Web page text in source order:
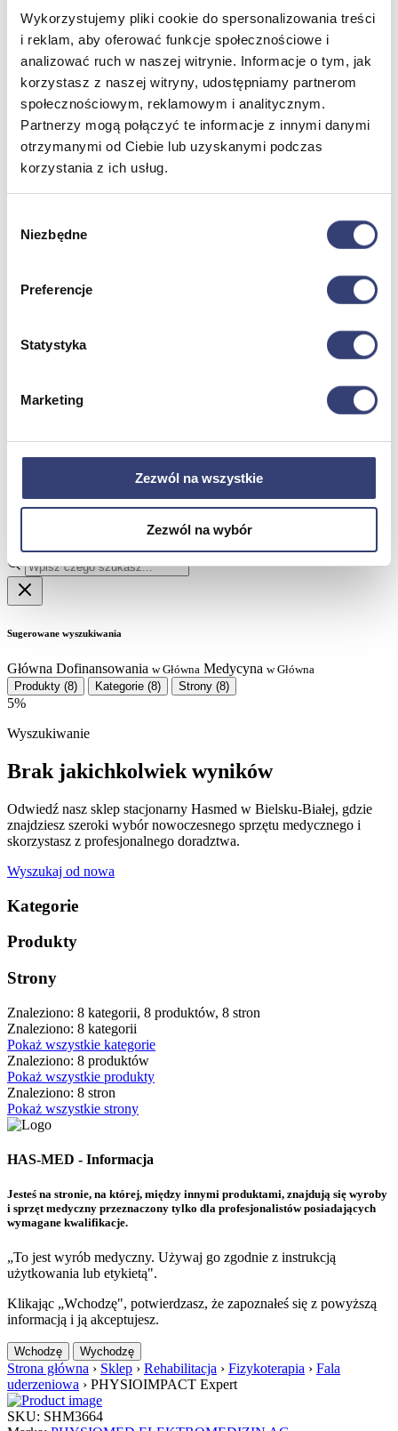
Wykorzystujemy pliki cookie do spersonalizowania treści
i reklam, aby oferować funkcje społecznościowe i
analizować ruch w naszej witrynie. Informacje o tym, jak
korzystasz z naszej witryny, udostępniamy partnerom
społecznościowym, reklamowym i analitycznym.
Partnerzy mogą połączyć te informacje z innymi danymi
otrzymanymi od Ciebie lub uzyskanymi podczas
korzystania z ich usług.
zgody
Niezbędne
Preferencje
Statystyka
Marketing
Zezwól na wszystkie
Zezwól na wybór
Dofinansowania
Wróć
Dofinansowania
Zobacz wszystko
Zobacz wszystko
Robotyka w rehabilitacji
Dofinansowania
Filmy
Partnerzy
+48 33 812 29 64
biuro@hasmed.pl
Kosmetyki Weyergans
hydromasaż
Sugerowane wyszukiwania
Główna Dofinansowania w Główna Medycyna w Główna
Produkty (8) Kategorie (8) Strony (8)
5%
Wyszukiwanie
Brak jakichkolwiek wyników
Odwiedź nasz sklep stacjonarny Hasmed w Bielsku-Białej, gdzie
znajdziesz szeroki wybór nowoczesnego sprzętu medycznego i
skorzystasz z profesjonalnego doradztwa.
Wyszukaj od nowa
Kategorie
Produkty
Strony
Znaleziono: 8 kategorii, 8 produktów, 8 stron
Znaleziono: 8 kategorii
Pokaż wszystkie kategorie
Znaleziono: 8 produktów
Pokaż wszystkie produkty
Znaleziono: 8 stron
Pokaż wszystkie strony
HAS-MED - Informacja
Jesteś na stronie, na której, między innymi produktami, znajdują się wyroby
i sprzęt medyczny przeznaczony tylko dla profesjonalistów posiadających
wymagane kwalifikacje.
„To jest wyrób medyczny. Używaj go zgodnie z instrukcją
użytkowania lub etykietą".
Klikając „Wchodzę", potwierdzasz, że zapoznałeś się z powyższą
informacją i ją akceptujesz.
Wchodzę Wychodzę
Strona główna › Sklep › Rehabilitacja › Fizykoterapia › Fala
uderzeniowa › PHYSIOIMPACT Expert
SKU: SHM3664